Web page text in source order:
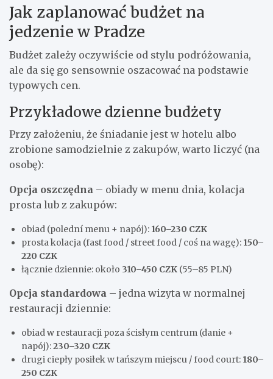
Jak zaplanować budżet na
jedzenie w Pradze
Budżet zależy oczywiście od stylu podróżowania,
ale da się go sensownie oszacować na podstawie
typowych cen.
Przykładowe dzienne budżety
Przy założeniu, że śniadanie jest w hotelu albo
zrobione samodzielnie z zakupów, warto liczyć (na
osobę):
Opcja oszczędna – obiady w menu dnia, kolacja
prosta lub z zakupów:
obiad (polední menu + napój): 160–230 CZK
prosta kolacja (fast food / street food / coś na wagę): 150–
220 CZK
łącznie dziennie: około 310–450 CZK (55–85 PLN)
Opcja standardowa – jedna wizyta w normalnej
restauracji dziennie:
obiad w restauracji poza ścisłym centrum (danie +
napój):230–320 CZK
drugi ciepły posiłek w tańszym miejscu / food court: 180–
250 CZK